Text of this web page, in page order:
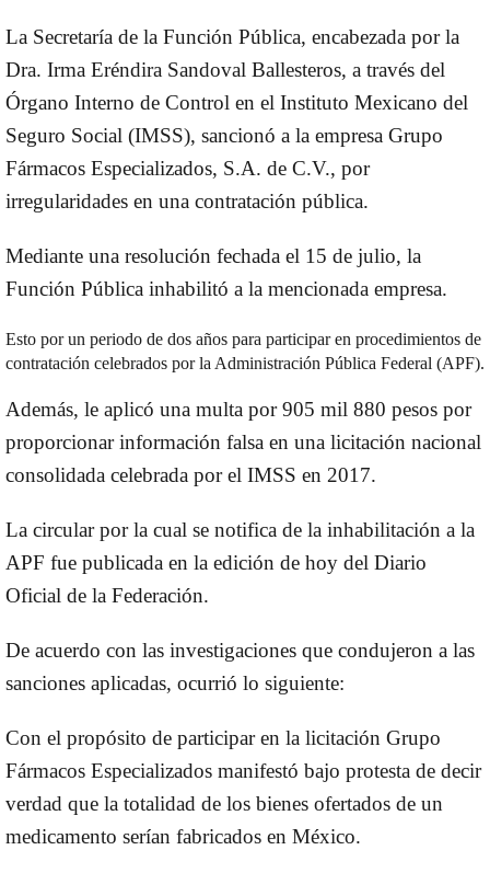
La Secretaría de la Función Pública, encabezada por la
Dra. Irma Eréndira Sandoval Ballesteros, a través del
Órgano Interno de Control en el Instituto Mexicano del
Seguro Social (IMSS), sancionó a la empresa Grupo
Fármacos Especializados, S.A. de C.V., por
irregularidades en una contratación pública.
Mediante una resolución fechada el 15 de julio, la
Función Pública inhabilitó a la mencionada empresa.
Esto por un periodo de dos años para participar en procedimientos de
contratación celebrados por la Administración Pública Federal (APF).
Además, le aplicó una multa por 905 mil 880 pesos por
proporcionar información falsa en una licitación nacional
consolidada celebrada por el IMSS en 2017.
La circular por la cual se notifica de la inhabilitación a la
APF fue publicada en la edición de hoy del Diario
Oficial de la Federación.
De acuerdo con las investigaciones que condujeron a las
sanciones aplicadas, ocurrió lo siguiente:
Con el propósito de participar en la licitación Grupo
Fármacos Especializados manifestó bajo protesta de decir
verdad que la totalidad de los bienes ofertados de un
medicamento serían fabricados en México.